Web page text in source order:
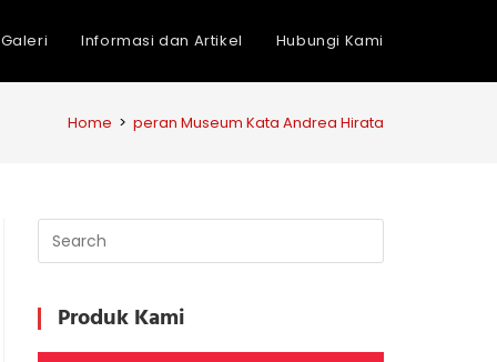
Galeri Informasi dan Artikel Hubungi Kami
Home > peran Museum Kata Andrea Hirata
Produk Kami